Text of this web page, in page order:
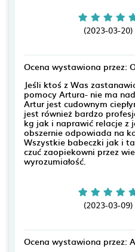
(2023-03-20)
Ocena wystawiona przez:
Jeśli ktoś z Was
pomocy Artura- nie ma
Artur jest cudownym
jest również bardzo
kg jak i naprawić relacje z
obszernie odpowiada na
Wszystkie babeczki jak i
czuć zaopiekowni przez
wyrozumiałość.
(2023-03-09)
Ocena wystawiona przez: